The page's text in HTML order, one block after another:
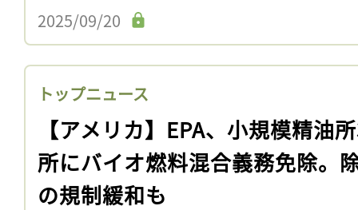
2025/09/20
トップニュース
【アメリカ】EPA、小規模精油
所にバイオ燃料混合義務免除。
の規制緩和も